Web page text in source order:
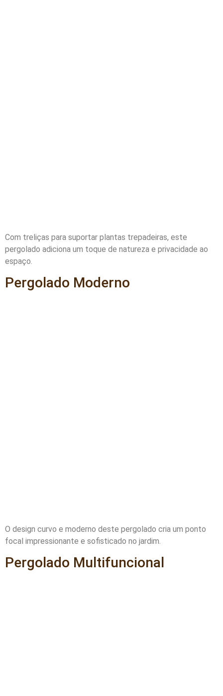
Com treliças para suportar plantas trepadeiras, este
pergolado adiciona um toque de natureza e privacidade ao
espaço.
Pergolado Moderno
O design curvo e moderno deste pergolado cria um ponto
focal impressionante e sofisticado no jardim.
Pergolado Multifuncional